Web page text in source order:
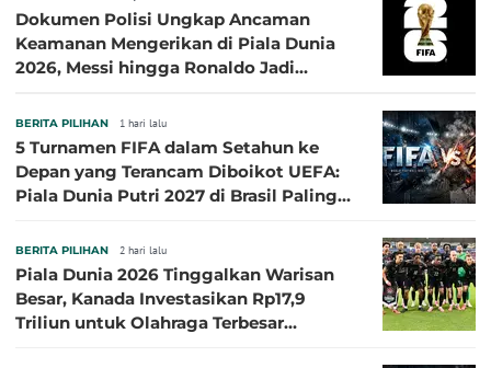
Dokumen Polisi Ungkap Ancaman
Keamanan Mengerikan di Piala Dunia
2026, Messi hingga Ronaldo Jadi
BERITA PILIHAN 1 hari lalu
5 Turnamen FIFA dalam Setahun ke
Depan yang Terancam Diboikot UEFA:
Piala Dunia Putri 2027 di Brasil Paling
BERITA PILIHAN 2 hari lalu
Piala Dunia 2026 Tinggalkan Warisan
Besar, Kanada Investasikan Rp17,9
Triliun untuk Olahraga Terbesar